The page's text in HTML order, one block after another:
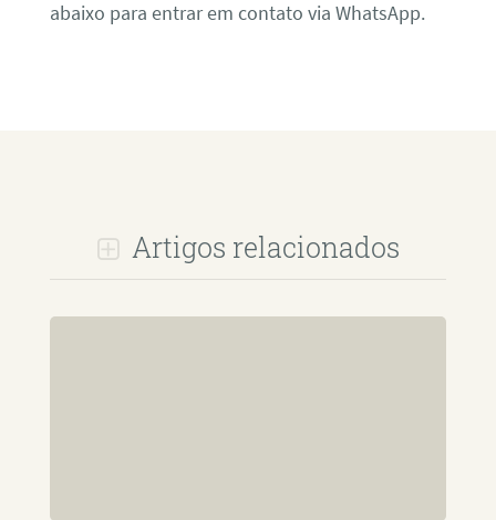
abaixo para entrar em contato via WhatsApp.
Artigos relacionados